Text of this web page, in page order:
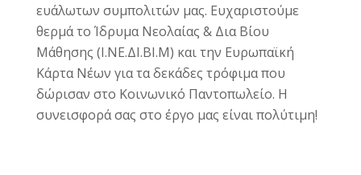
ευάλωτων συμπολιτών μας. Ευχαριστούμε
θερμά το Ίδρυμα Νεολαίας & Δια Βίου
Μάθησης (Ι.ΝΕ.ΔΙ.ΒΙ.Μ) και την Ευρωπαϊκή
Κάρτα Νέων για τα δεκάδες τρόφιμα που
δώρισαν στο Κοινωνικό Παντοπωλείο. Η
συνεισφορά σας στο έργο μας είναι πολύτιμη!